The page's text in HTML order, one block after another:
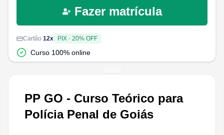
PP GO - Curso Teórico para
Polícia Penal de Goiás
Fazer matrícula
Cartão 12x PIX · 20% OFF
Curso 100% online